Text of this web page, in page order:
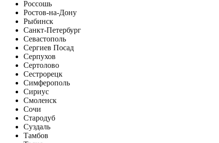
Россошь
Ростов-на-Дону
Рыбинск
Санкт-Петербург
Севастополь
Сергиев Посад
Серпухов
Сертолово
Сестрорецк
Симферополь
Сириус
Смоленск
Сочи
Стародуб
Суздаль
Тамбов